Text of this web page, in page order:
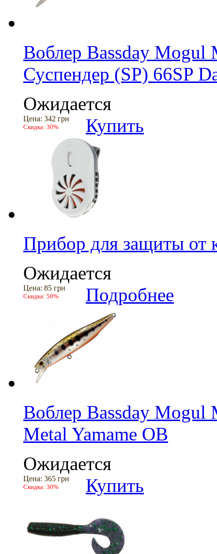
Воблер Bassday Mogul
Суспендер (SP) 66SP
Ожидается
Цена: 342 грн
Скидка: 30% Купить
Прибор для защиты от
Ожидается
Цена: 85 грн
Скидка: 50% Подробнее
Воблер Bassday
Metal Yamame OB
Ожидается
Цена: 365 грн
Скидка: 30% Купить